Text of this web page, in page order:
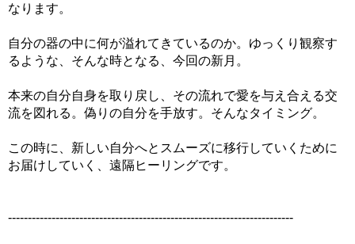
なります。
自分の器の中に何が溢れてきているのか。ゆっくり観察す
るような、そんな時となる、今回の新月。
本来の自分自身を取り戻し、その流れで愛を与え合える交
流を図れる。偽りの自分を手放す。そんなタイミング。
この時に、新しい自分へとスムーズに移行していくために
お届けしていく、遠隔ヒーリングです。
------------------------------------------------------------------------